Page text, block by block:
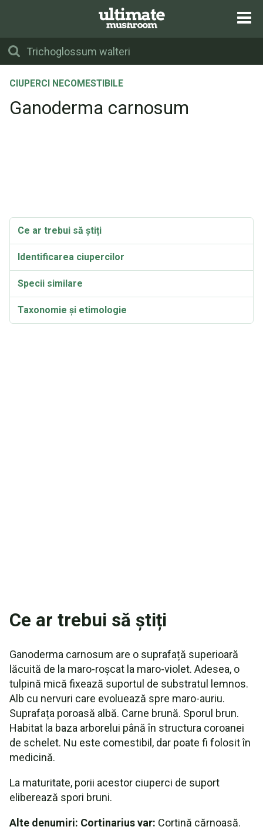
CIUPERCI NECOMESTIBILE
Ganoderma carnosum
Ce ar trebui să știți
Identificarea ciupercilor
Specii similare
Taxonomie și etimologie
Ce ar trebui să știți
Ganoderma carnosum are o suprafață superioară
lăcuită de la maro-roșcat la maro-violet. Adesea, o
tulpină mică fixează suportul de substratul lemnos.
Alb cu nervuri care evoluează spre maro-auriu.
Suprafața poroasă albă. Carne brună. Sporul brun.
Habitat la baza arborelui până în structura coroanei
de schelet. Nu este comestibil, dar poate fi folosit în
medicină.
La maturitate, porii acestor ciuperci de suport
eliberează spori bruni.
Alte denumiri: Cortinarius var: Cortină cărnoasă.